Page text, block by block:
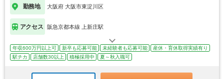
勤務地 大阪府 大阪市東淀川区
アクセス 阪急京都本線 上新庄駅
年収600万円以上可 新卒も応募可能 未経験者も応募可能
産休・育休取得実績有り
駅チカ
店舗数30以上 積極採用中 夏～秋入職可